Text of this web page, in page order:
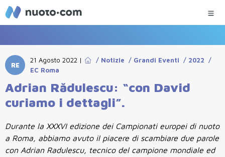
RE
21 Agosto 2022 | / Notizie / Grandi Eventi / 2022 /
EC Roma
Adrian Rădulescu: “con David
curiamo i dettagli”.
Durante la XXXVI edizione dei Campionati europei di nuoto
a Roma, abbiamo avuto il piacere di scambiare due parole
con Adrian Radulescu, tecnico del campione mondiale ed